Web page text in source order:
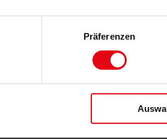
Präferenzen
DETAILS